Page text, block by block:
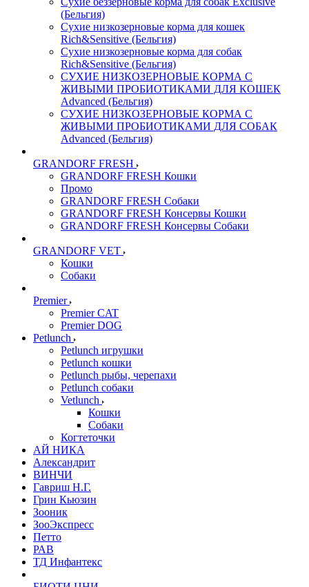
(Бельгия)
Сухие низкозерновые корма для кошек
Rich&Sensitive (Бельгия)
Сухие низкозерновые корма для собак
Rich&Sensitive (Бельгия)
СУХИЕ НИЗКОЗЕРНОВЫЕ КОРМА С
ЖИВЫМИ ПРОБИОТИКАМИ ДЛЯ КОШЕК
Advanced (Бельгия)
СУХИЕ НИЗКОЗЕРНОВЫЕ КОРМА С
ЖИВЫМИ ПРОБИОТИКАМИ ДЛЯ СОБАК
Advanced (Бельгия)
GRANDORF FRESH
GRANDORF FRESH Кошки
Промо
GRANDORF FRESH Собаки
GRANDORF FRESH Консервы Кошки
GRANDORF FRESH Консервы Собаки
GRANDORF VET
Кошки
Собаки
Premier
Premier CAT
Premier DOG
Petlunch
Petlunch игрушки
Petlunch кошки
Petlunch рыбы, черепахи
Petlunch собаки
Vetlunch
Кошки
Собаки
Когтеточки
АЙ НИКА
Александрит
ВИНЧИ
Гавриш Н.Г.
Грин Кьюзин
Зооник
ЗооЭкспресс
Петто
РАВ
ТД Инфантекс